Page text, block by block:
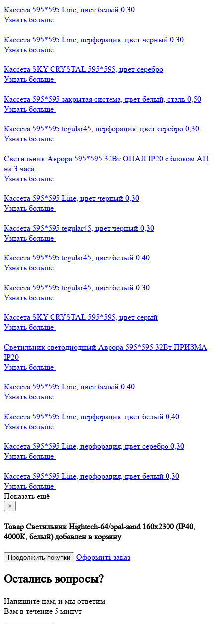
Кассета 595*595 Line, цвет белый 0,30
Узнать больше
Кассета 595*595 Line, перфорация, цвет черный 0,30
Узнать больше
Кассета SKY CRYSTAL 595*595, цвет серебро
Узнать больше
Кассета 595*595 закрытая система, цвет белый, сталь 0,50
Узнать больше
Кассета 595*595 tegular45, перфорация, цвет серебро 0,30
Узнать больше
Светильник Аврора 595*595 32Вт ОПАЛ IP20 с блоком АП
на 3 часа
Узнать больше
Кассета 595*595 Line, цвет черный 0,30
Узнать больше
Кассета 595*595 tegular45, цвет черный 0,30
Узнать больше
Кассета 595*595 tegular45, цвет белый 0,40
Узнать больше
Кассета 595*595 tegular45, цвет белый 0,30
Узнать больше
Кассета SKY CRYSTAL 595*595, цвет серый
Узнать больше
Светильник светодиодный Аврора 595*595 32Вт ПРИЗМА
IP20
Узнать больше
Кассета 595*595 Line, цвет белый 0,40
Узнать больше
Кассета 595*595 Line, перфорация, цвет белый 0,40
Узнать больше
Кассета 595*595 Line, перфорация, цвет серебро 0,30
Узнать больше
Кассета 595*595 Line, перфорация, цвет белый 0,30
Узнать больше
Показать ещё
×
Товар Светильник Hightech-64/opal-sand 160х2300 (IP40,
4000К, белый) добавлен в корзину
Продолжить покупки Оформить заказ
Остались вопросы?
Напишите нам, и мы ответим
Вам в течение 5 минут